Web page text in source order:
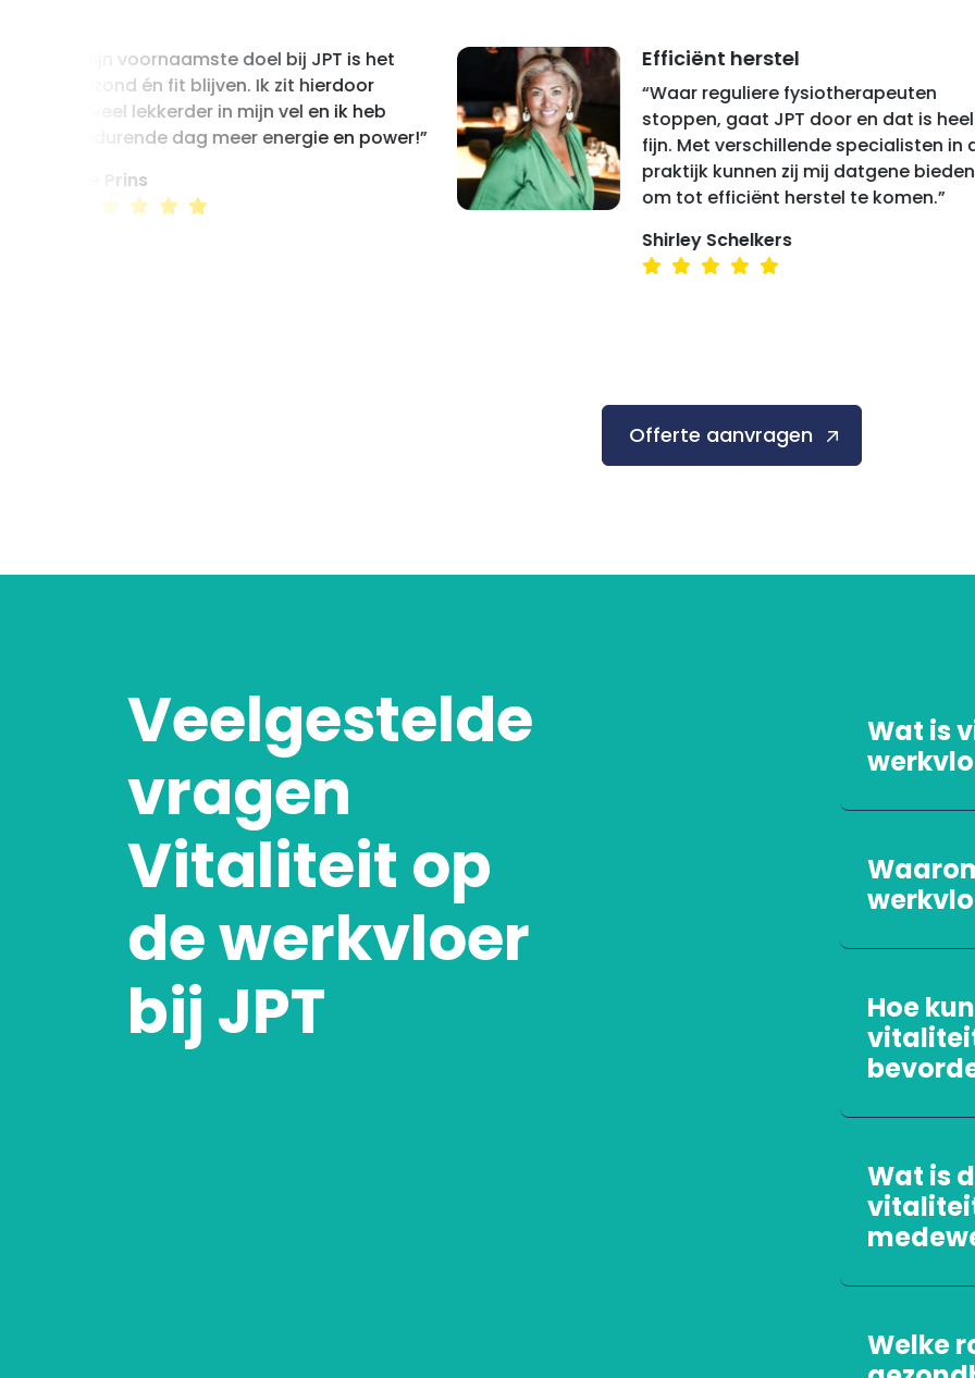
“Mijn voornaamste doel bij JPT is het
gezond én fit blijven. Ik zit hierdoor
zoveel lekkerder in mijn vel en ik heb
gedurende dag meer energie en power!”
Ilse Prins
Efficiënt herstel
“Waar reguliere fysiotherapeuten
stoppen, gaat JPT door en dat is heel
fijn. Met verschillende specialisten in
praktijk kunnen zij mij datgene bieden
om tot efficiënt herstel te komen.”
Shirley Schelkers
Offerte aanvragen
Veelgestelde
vragen
Vitaliteit op
de werkvloer
bij JPT
Wat is
Hoe
Wat is
Welke